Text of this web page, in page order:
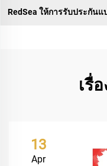
RedSea ให้การรับประกันแ
เรื่
13
Apr